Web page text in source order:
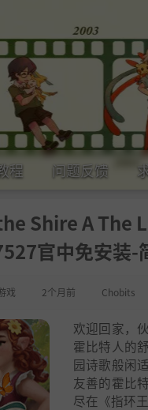
程 问题反馈
Shire A The
官中免安装-
戏 2个月前 Chobits
欢迎回家，
霍比特人的
园诗歌般闲
友善的霍比
尽在《指环